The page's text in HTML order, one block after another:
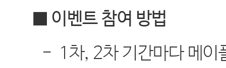
■ 이벤트 참여 방법
- 1 차, 2차 기간마다 메이